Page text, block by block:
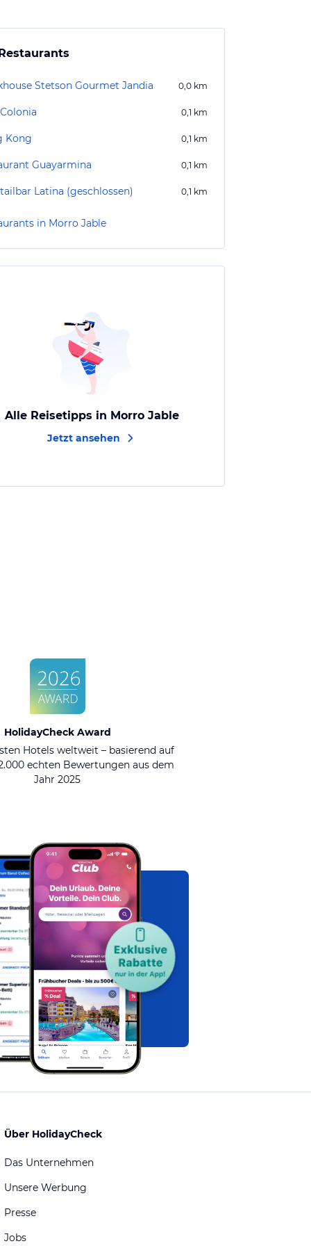
Stetson Gourmet Jandia 0,0 km
0,1 km
Kong 0,1 km
Guayarmina 0,1 km
Latina (geschlossen) 0,1 km
in Morro Jable
Alle Reisetipps in Morro Jable
Jetzt ansehen
HolidayCheck Award
Hotels weltweit – basierend auf
echten Bewertungen aus dem
Jahr 2025
Über HolidayCheck
Das Unternehmen
Unsere Werbung
Presse
Jobs